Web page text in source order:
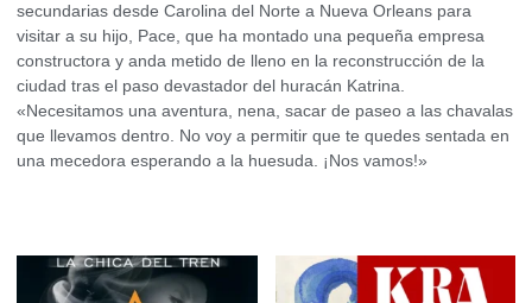
secundarias desde Carolina del Norte a Nueva Orleans para
visitar a su hijo, Pace, que ha montado una pequeña empresa
constructora y anda metido de lleno en la reconstrucción de la
ciudad tras el paso devastador del huracán Katrina.
«Necesitamos una aventura, nena, sacar de paseo a las chavalas
que llevamos dentro. No voy a permitir que te quedes sentada en
una mecedora esperando a la huesuda. ¡Nos vamos!»